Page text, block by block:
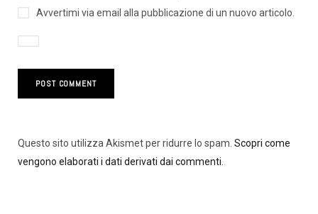
Avvertimi via email alla pubblicazione di un nuovo articolo.
Questo sito utilizza Akismet per ridurre lo spam. Scopri come
vengono elaborati i dati derivati dai commenti